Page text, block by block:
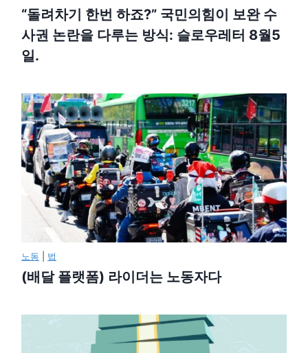
“돌려차기 한번 하죠?” 국민의힘이 보완 수
사권 논란을 다루는 방식: 슬로우레터 8월5
일.
노동 법
(배달 플랫폼) 라이더는 노동자다